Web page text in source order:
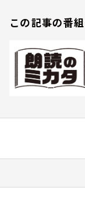
この記事の番